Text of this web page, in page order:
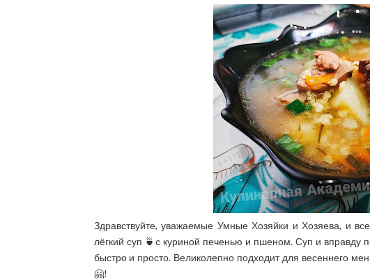
Здравствуйте, уважаемые Умные Хозяйки и Хозяева, и
лёгкий суп 🍵с куриной печенью и пшеном. Суп и вправду
быстро и просто. Великолепно подходит для весеннего
🤗!